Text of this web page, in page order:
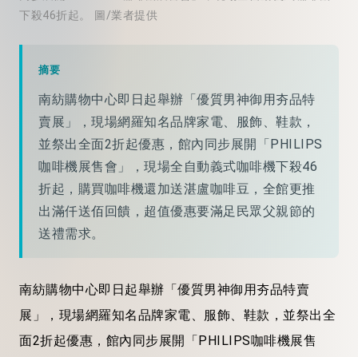
下殺46折起。 圖/業者提供
摘要
南紡購物中心即日起舉辦「優質男神御用夯品特
賣展」，現場網羅知名品牌家電、服飾、鞋款，
並祭出全面2折起優惠，館內同步展開「PHILIPS
咖啡機展售會」，現場全自動義式咖啡機下殺46
折起，購買咖啡機還加送湛盧咖啡豆，全館更推
出滿仟送佰回饋，超值優惠要滿足民眾父親節的
送禮需求。
南紡購物中心即日起舉辦「優質男神御用夯品特賣
展」，現場網羅知名品牌家電、服飾、鞋款，並祭出全
面2折起優惠，館內同步展開「PHILIPS咖啡機展售